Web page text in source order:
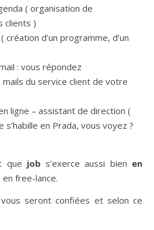
( organisation de
clients )
( création d’un programme, d’un
: vous répondez
du service client de votre
ligne – assistant de direction (
s’habille en Prada, vous voyez ?
que job s’exerce aussi bien en
en free-lance.
seront confiées et selon ce